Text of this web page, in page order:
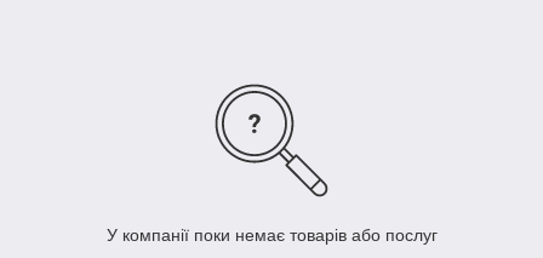
У компанії поки немає товарів або послуг